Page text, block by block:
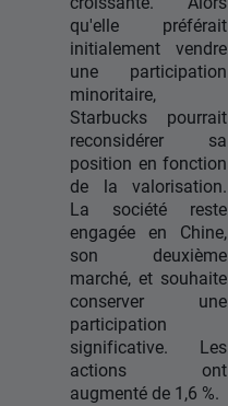
qu'elle préférait
initialement vendre
une participation
minoritaire,
Starbucks pourrait
reconsidérer sa
position en fonction
de la valorisation.
La société reste
engagée en Chine,
son deuxième
marché, et souhaite
conserver une
participation
significative. Les
actions ont
augmenté de 1,6 %.